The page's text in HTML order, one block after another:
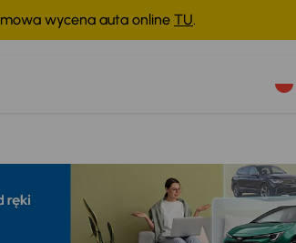
wycena auta online TU.